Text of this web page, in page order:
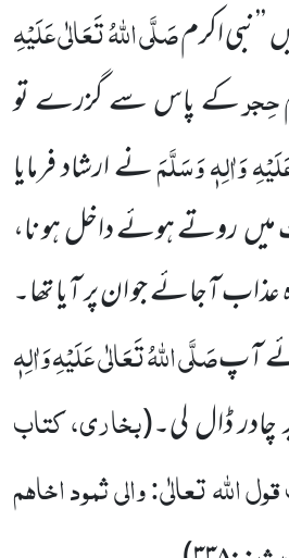
’’نبی اکرمصَلَّی اللّٰہُ تَعَالٰی عَلَیْہِ
حِجرکے پاس سے گزرے تو
وَاٰلِہٖ وَسَلَّمَنے ارشاد فرمایا
روتے ہوئے داخل ہو نا،
عذابآجائے جو ان پر آیا تھا۔
آپصَلَّی اللّٰہُ تَعَالٰی عَلَیْہِ وَاٰلِہٖ
چادر ڈال لی۔(بخاری، کتاب
اللّٰہ تعالٰی: والی ثمود اخاہم